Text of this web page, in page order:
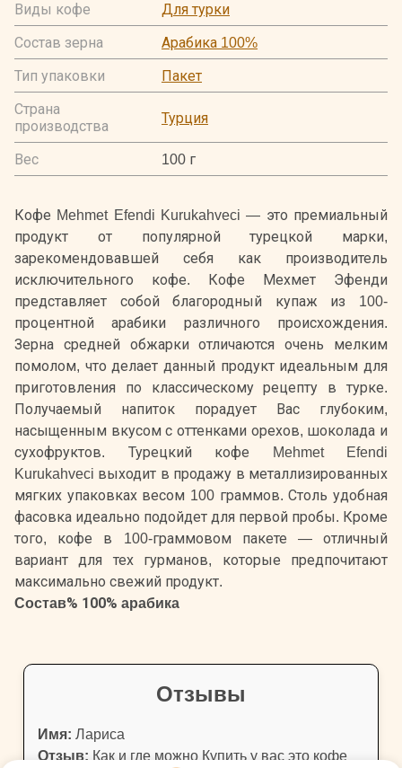
Виды кофе
Для турки
Состав зерна
Арабика 100%
Тип упаковки
Пакет
Страна
производства
Турция
Вес 100 г
Кофе Mehmet Efendi Kurukahveci — это премиальный
продукт от популярной турецкой марки,
зарекомендовавшей себя как производитель
исключительного кофе. Кофе Мехмет Эфенди
представляет собой благородный купаж из 100-
процентной арабики различного происхождения.
Зерна средней обжарки отличаются очень мелким
помолом, что делает данный продукт идеальным для
приготовления по классическому рецепту в турке.
Получаемый напиток порадует Вас глубоким,
насыщенным вкусом с оттенками орехов, шоколада и
сухофруктов. Турецкий кофе Mehmet Efendi
Kurukahveci выходит в продажу в металлизированных
мягких упаковках весом 100 граммов. Столь удобная
фасовка идеально подойдет для первой пробы. Кроме
того, кофе в 100-граммовом пакете — отличный
вариант для тех гурманов, которые предпочитают
максимально свежий продукт.
Состав% 100% арабика
Отзывы
Имя: Лариса
Отзыв: Как и где можно Купить у вас это кофе